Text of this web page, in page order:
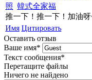
照 韓式全家福
推一下！推一下！加油
Имя Цитировать
Оставить отзыв
Ваше имя*
Текст сообщения*
Перетащите файлы
Ничего не найдено